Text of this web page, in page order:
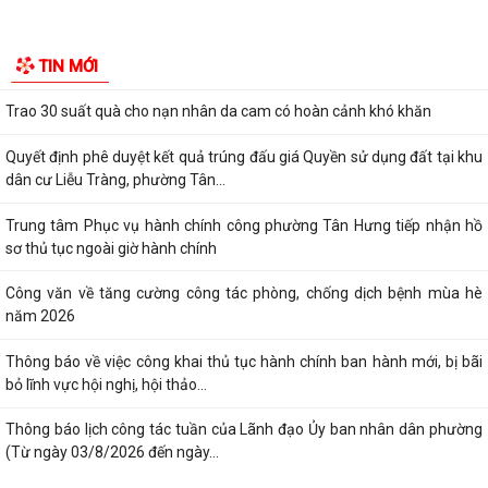
TIN MỚI
dẫn
Trao 30 suất quà cho nạn nhân da cam có hoàn cảnh khó khăn
Quyết định phê duyệt kết quả trúng đấu giá Quyền sử dụng đất tại khu
dân cư Liễu Tràng, phường Tân...
Trung tâm Phục vụ hành chính công phường Tân Hưng tiếp nhận hồ
sơ thủ tục ngoài giờ hành chính
Công văn về tăng cường công tác phòng, chống dịch bệnh mùa hè
năm 2026
Thông báo về việc công khai thủ tục hành chính ban hành mới, bị bãi
bỏ lĩnh vực hội nghị, hội thảo...
Thông báo lịch công tác tuần của Lãnh đạo Ủy ban nhân dân phường
(Từ ngày 03/8/2026 đến ngày...